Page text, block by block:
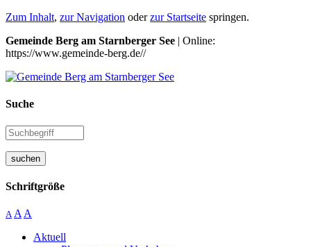
Zum Inhalt, zur Navigation oderzur Startseite springen.
Gemeinde Berg am Starnberger See | Online:
https://www.gemeinde-berg.de//
Suche
suchen
Schriftgröße
A A A
Aktuell